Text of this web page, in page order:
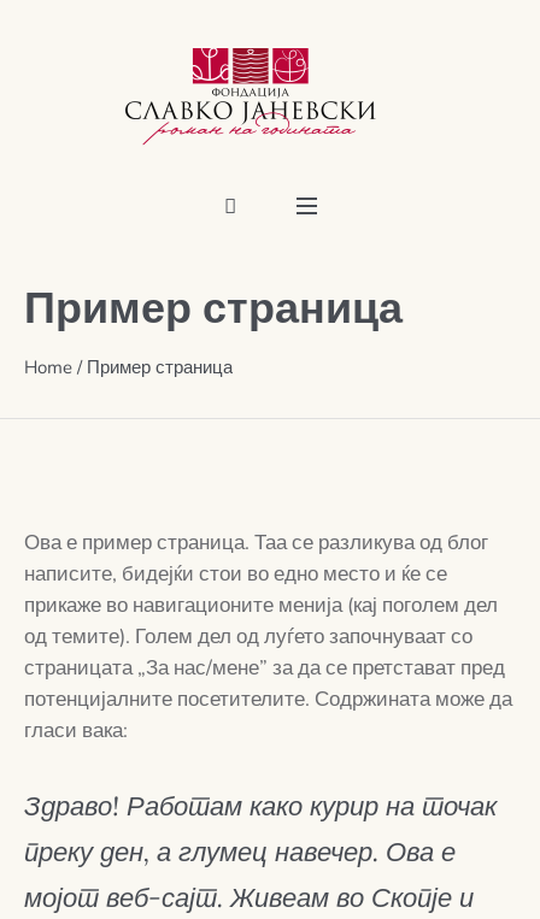
Пример страница
Home / Пример страница
Ова е пример страница. Таа се разликува од блог
написите, бидејќи стои во едно место и ќе се
прикаже во навигационите менија (кај поголем дел
од темите). Голем дел од луѓето започнуваат со
страницата „За нас/мене” за да се претстават пред
потенцијалните посетителите. Содржината може да
гласи вака:
Здраво! Работам како курир на точак
преку ден, а глумец навечер. Ова е
мојот веб-сајт. Живеам во Скопје и